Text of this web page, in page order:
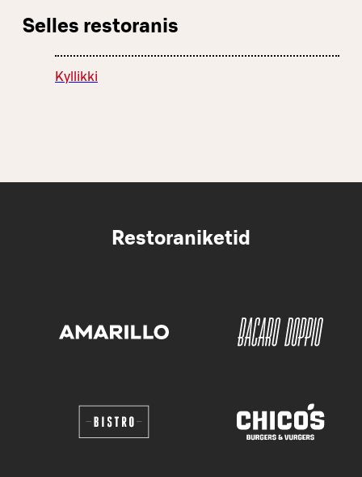
Selles restoranis
Kyllikki
Restoraniketid